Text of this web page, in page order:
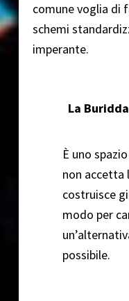
comune voglia di
schemi
imperante.
La
È uno
non accetta
costruisce
modo per
possibile.